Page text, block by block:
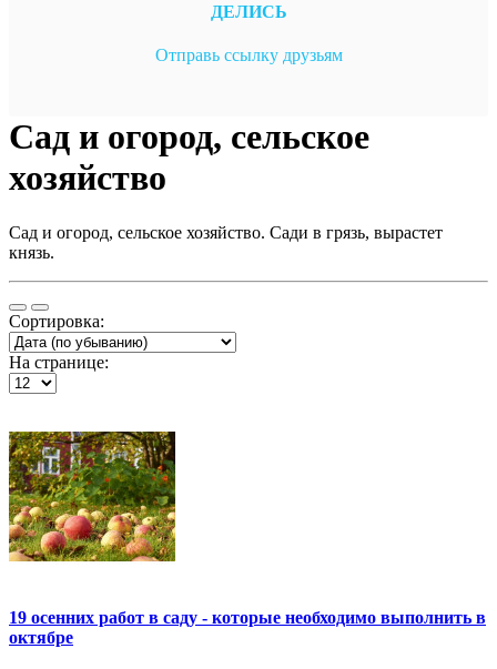
ДЕЛИСЬ
Отправь ссылку друзьям
Сад и огород, сельское
хозяйство
Сад и огород, сельское хозяйство. Сади в грязь, вырастет
князь.
Сортировка:
На странице:
19 осенних работ в саду - которые необходимо выполнить в
октябре